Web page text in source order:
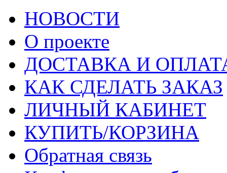
НОВОСТИ
О проекте
ДОСТАВКА И
КАК СДЕЛАТЬ ЗАКАЗ
ЛИЧНЫЙ КАБИНЕТ
КУПИТЬ/КОРЗИНА
Обратная связь